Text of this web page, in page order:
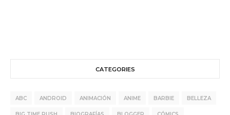
CATEGORIES
ABC ANDROID ANIMACIÓN ANIME BARBIE BELLEZA